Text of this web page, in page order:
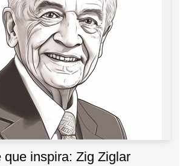
que inspira: Zig Ziglar